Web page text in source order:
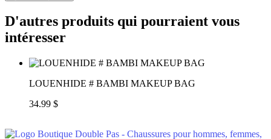
D'autres produits qui pourraient vous
intéresser
LOUENHIDE # BAMBI MAKEUP BAG
34.99 $